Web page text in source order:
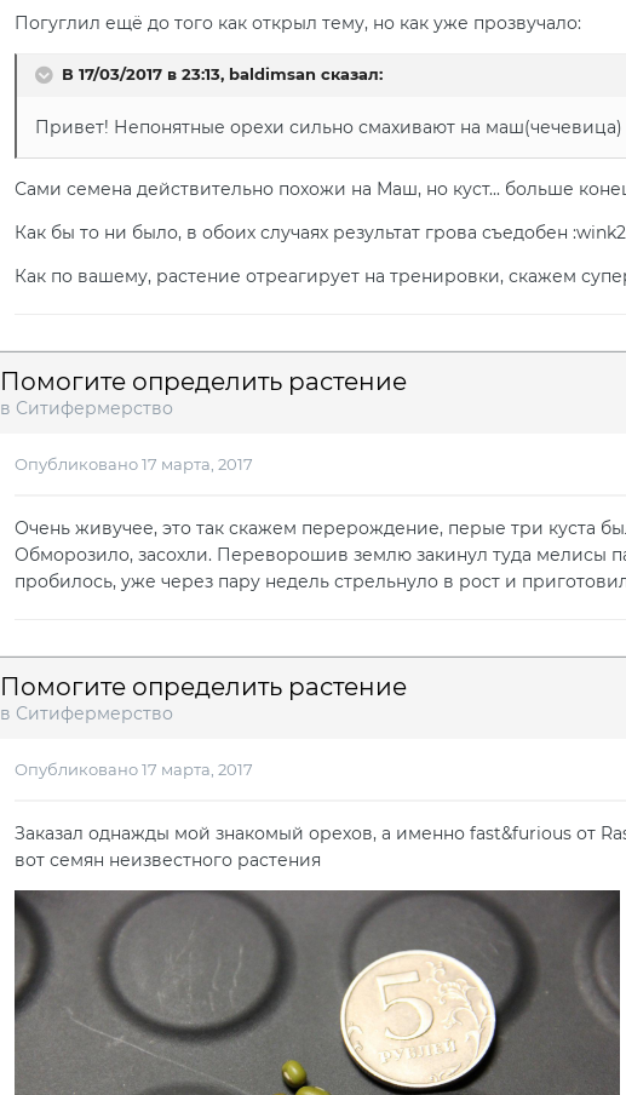
Погуглил ещё до того как открыл тему, но как уже прозвучало:
В 17/03/2017 в 23:13, baldimsan сказал:
Привет! Непонятные орехи сильно смахивают на маш(чечевица)
Сами семена действительно похожи на Маш, но куст... больше
Как бы то ни было, в обоих случаях результат грова съедобен
Как по вашему, растение отреагирует на тренировки, скажем
Помогите определить растение
в Ситифермерство
Опубликовано17 марта, 2017
Очень живучее, это так скажем перерождение, перые три куста
Обморозило, засохли. Переворошив землю закинул туда мелисы
пробилось, уже через пару недель стрельнуло в рост и
Помогите определить растение
в Ситифермерство
Опубликовано17 марта, 2017
Заказал однажды мой знакомый орехов, а именно fast&furious от
вот семян неизвестного растения